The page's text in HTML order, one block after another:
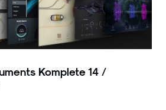
Komplete 14 /